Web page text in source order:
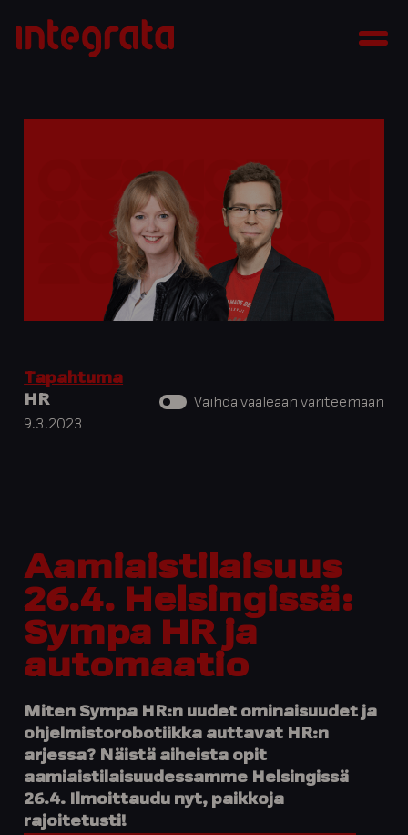
sisältöön
Integrata
Tapahtuma
HR
9.3.2023
Vaihda vaaleaan väriteemaan
Aamiaistilaisuus
26.4. Helsingissä:
Sympa HR ja
automaatio
Miten Sympa HR:n uudet ominaisuudet ja
ohjelmistorobotiikka auttavat HR:n
arjessa? Näistä aiheista opit
aamiaistilaisuudessamme Helsingissä
26.4. Ilmoittaudu nyt, paikkoja
rajoitetusti!